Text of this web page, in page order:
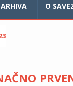
ARHIVA O